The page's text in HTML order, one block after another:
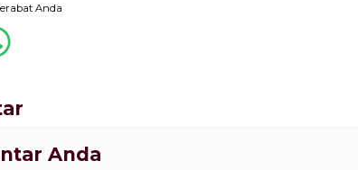
Anda
Anda